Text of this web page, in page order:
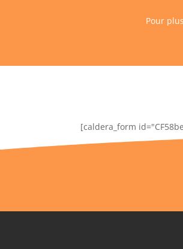
Pour
[caldera_form